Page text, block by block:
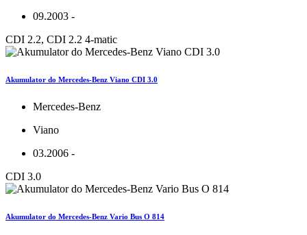
09.2003 -
CDI 2.2, CDI 2.2 4-matic
Akumulator do Mercedes-Benz Viano CDI 3.0
Mercedes-Benz
Viano
03.2006 -
CDI 3.0
Akumulator do Mercedes-Benz Vario Bus O 814